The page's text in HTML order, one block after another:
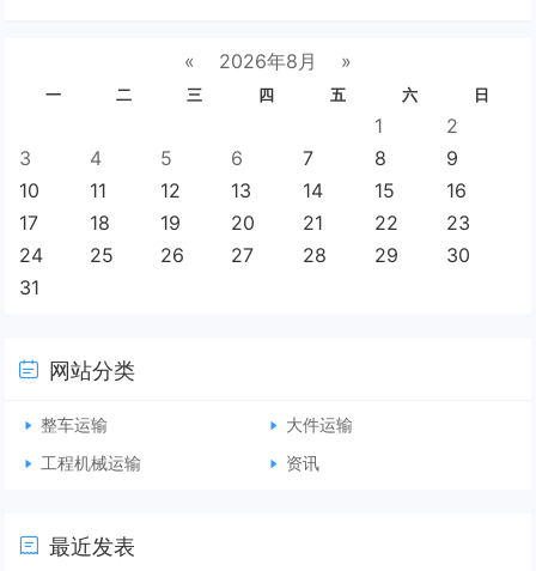
« 2026年8月 »
一 二 三 四 五 六 日
1
2
3
4 5 6 7 8
9
10
11 12 13 14 15
16
17
18 19 20 21 22
23
24
25 26 27 28 29
30
31
网站分类
整车运输
大件运输
工程机械运输
资讯
最近发表